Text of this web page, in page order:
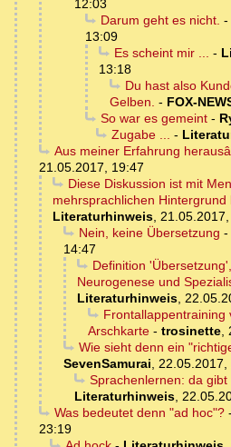
12:03
Darum geht es nicht. -
13:09
Es scheint mir ... -
13:18
Du hast also
Gelben. - FOX-
So war es gemeint-
Zugabe ... -
Aus meiner Erfahrung
21.05.2017, 19:47
Diese Diskussion ist mit
mehrsprachlichen Hintergrund
Literaturhinweis,
Nein, keine Übersetzung -
14:47
Definition
Neurogenese und
Literaturhinweis,
Frontallappentraining
Arschkarte - trosinette,
Wie sieht denn ein
SevenSamurai, 22.05.2017,
Sprachenlernen: da
Literaturhinweis,
Was bedeutet denn "ad hoc"?-
23:19